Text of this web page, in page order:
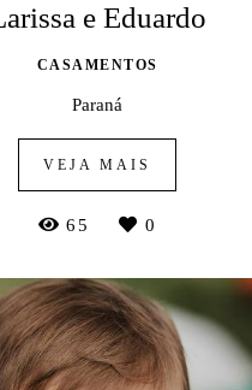
e Eduardo
CASAMENTOS
Paraná
VEJA MAIS
65 0